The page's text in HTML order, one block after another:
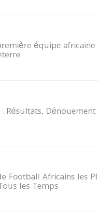
équipe africaine
Résultats,
Football Africains les
les Temps